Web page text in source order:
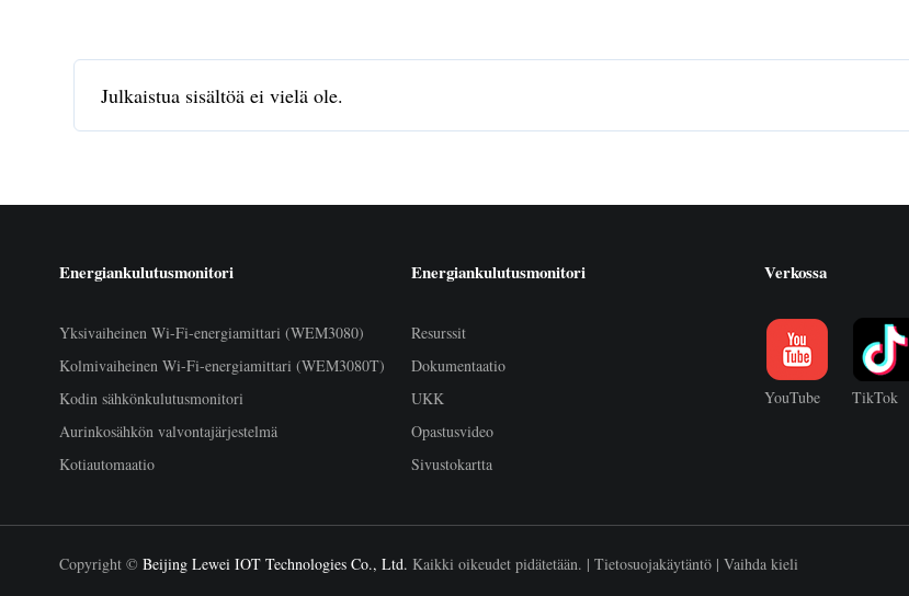
Julkaistua sisältöä ei vielä ole.
Energiankulutusmonitori
Yksivaiheinen Wi-Fi-energiamittari (WEM3080)
Kolmivaiheinen Wi-Fi-energiamittari (WEM3080T)
Kodin sähkönkulutusmonitori
Aurinkosähkön valvontajärjestelmä
Kotiautomaatio
Energiankulutusmonitori
Resurssit
Dokumentaatio
UKK
Opastusvideo
Sivustokartta
Verkossa
YouTube TikTok
Copyright © Beijing Lewei IOT Technologies Co., Ltd. Kaikki oikeudet pidätetään. | Tietosuojakäytäntö| Vaihda kieli